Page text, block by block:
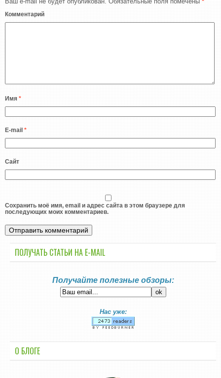
Комментарий
Имя *
E-mail *
Сайт
Сохранить моё имя, email и адрес сайта в этом браузере для
последующих моих комментариев.
ПОЛУЧАТЬ СТАТЬИ НА E-MАIL
Получайте полезные обзоры:
Нас уже:
О БЛОГЕ